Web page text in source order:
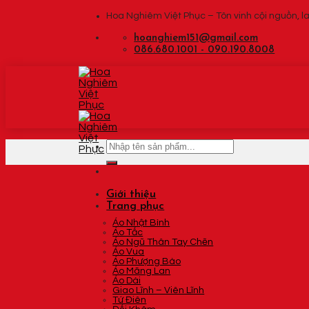
Hoa Nghiêm Việt Phục – Tôn vinh cội nguồn,
hoanghiem151@gmail.com
086.680.1001 - 090.190.8008
Giới thiệu
Trang phục
Áo Nhật Bình
Áo Tấc
Áo Ngũ Thân Tay Chẽn
Áo Vua
Áo Phượng Bào
Áo Mãng Lan
Áo Dài
Giao Lĩnh – Viên Lĩnh
Tứ Điên
Tìm
kiếm: